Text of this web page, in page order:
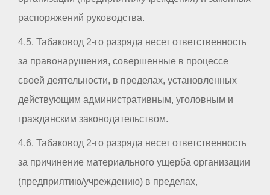
распоряжений руководства.
4.5. Табаковод 2-го разряда несет ответственность
за правонарушения, совершенные в процессе
своей деятельности, в пределах, установленных
действующим административным, уголовным и
гражданским законодательством.
4.6. Табаковод 2-го разряда несет ответственность
за причинение материального ущерба организации
(предприятию/учреждению) в пределах,